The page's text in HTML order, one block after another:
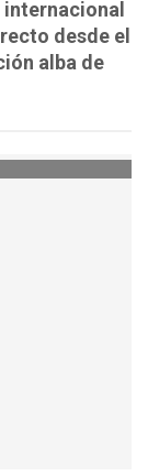
desde el
alba de